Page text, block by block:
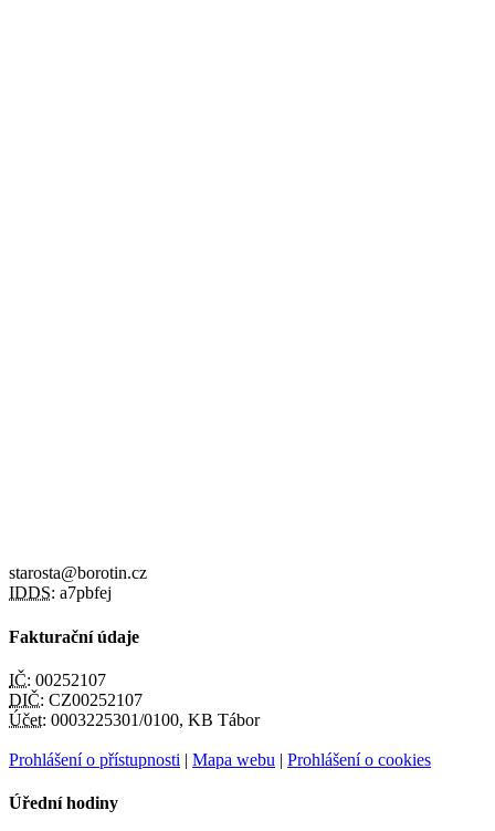
starosta@borotin.cz
IDDS: a7pbfej
Fakturační údaje
IČ: 00252107
DIČ: CZ00252107
Účet: 0003225301/0100, KB Tábor
Prohlášení o přístupnosti | Mapa webu | Prohlášení o cookies
Úřední hodiny